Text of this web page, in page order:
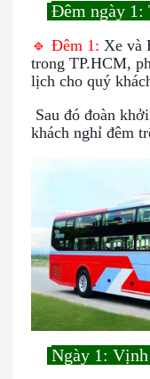
Đêm ngày 1:
🔹 Đêm 1: Xe và
trong TP.HCM,
lịch cho quý
Sau đó đoàn
khách nghỉ đêm
Ngày 1: